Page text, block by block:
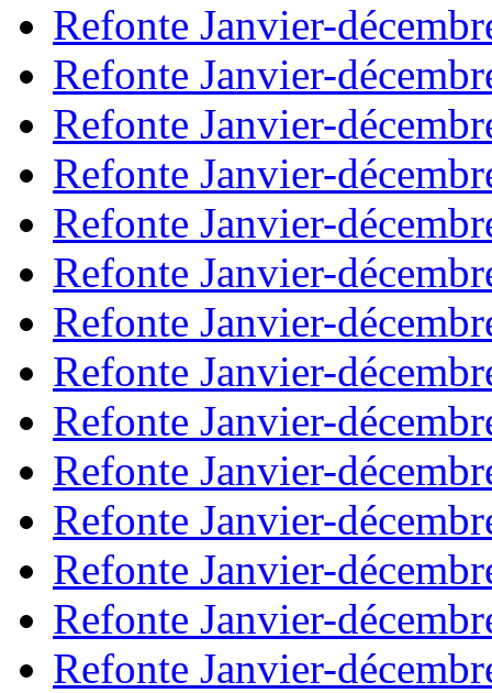
Refonte Janvier-
Refonte Janvier-
Refonte Janvier-
Refonte Janvier-
Refonte Janvier-
Refonte Janvier-
Refonte Janvier-
Refonte Janvier-
Refonte Janvier-
Refonte Janvier-
Refonte Janvier-
Refonte Janvier-
Refonte Janvier-
Refonte Janvier-